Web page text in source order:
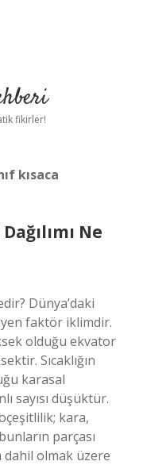
fikirler!
kısaca
Ne
Dünya’daki
faktör iklimdir.
olduğu ekvator
Sıcaklığın
karasal
sayısı düşüktür.
kara,
parçası
dahil olmak üzere